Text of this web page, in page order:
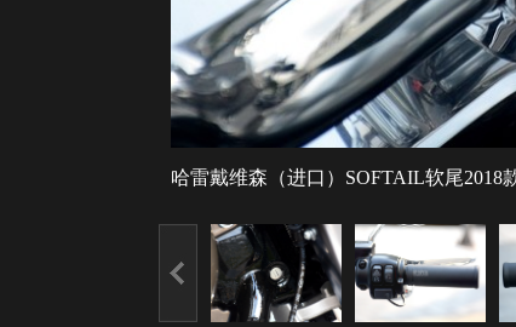
哈雷戴维森（进口）SOFTAIL软尾2018